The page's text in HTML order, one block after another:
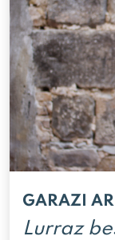
GARAZI
Lurraz